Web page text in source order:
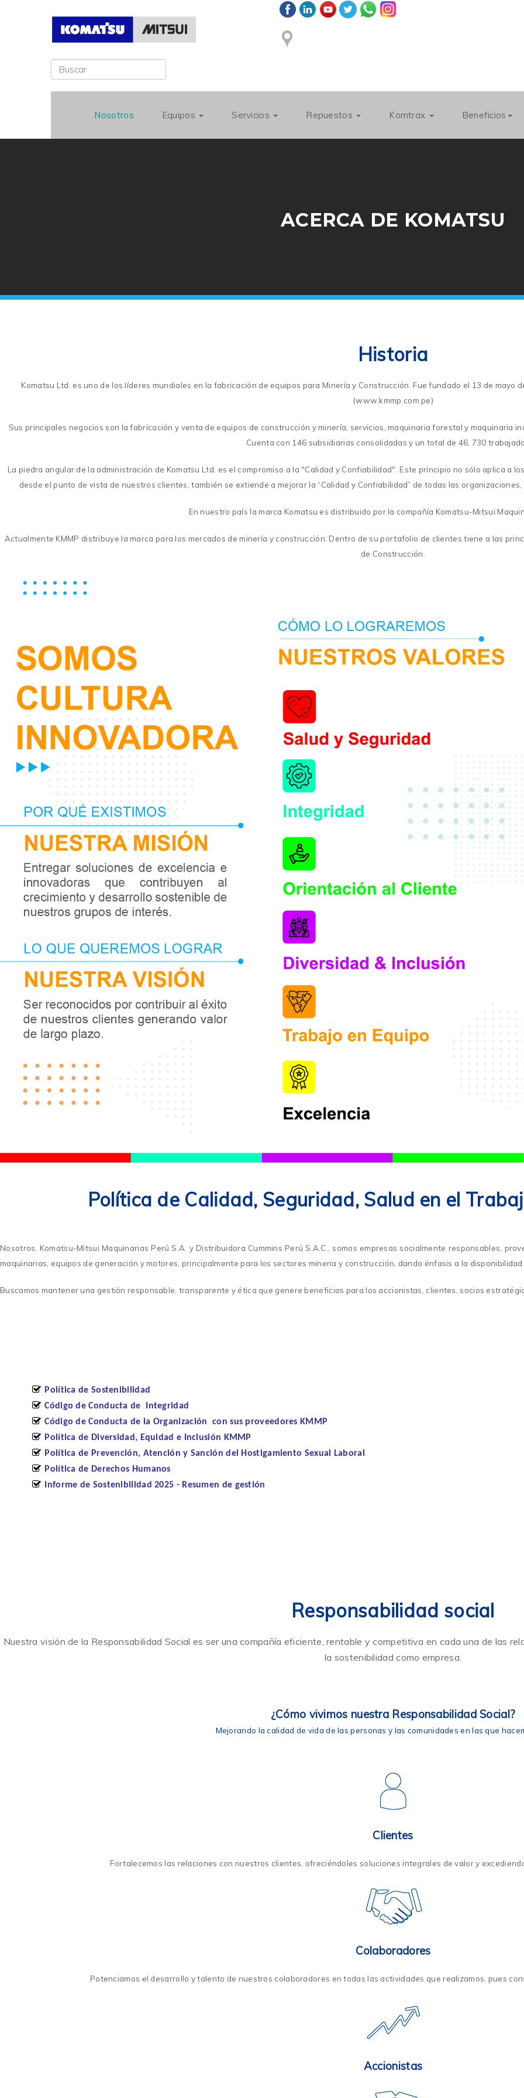
Nosotros Equipos Servicios Repuestos Komtrax Beneficios
ACERCA DE KOMATSU
Historia
Komatsu Ltd. es uno de los líderes mundiales en la fabricación de equipos para Minería y Construcción. Fue fundado el 13 de mayo
(www.kmmp.com.pe)
Sus principales negocios son la fabricación y venta de equipos de construcción y minería, servicios, maquinaria forestal y maquinaria
Cuenta con 146 subsidiarias consolidadas y un total de 46, 730
La piedra angular de la administración de Komatsu Ltd. es el compromiso a la "Calidad y Confiabilidad". Este principio no sólo aplica a
desde el punto de vista de nuestros clientes, también se extiende a mejorar la “Calidad y Confiabilidad” de todas las
En nuestro país la marca Komatsu es distribuido por la compañía Komatsu-Mitsui
Actualmente KMMP distribuye la marca para los mercados de minería y construcción. Dentro de su portafolio de clientes tiene a las
de Construcción.
Política de Calidad, Seguridad, Salud en el
Nosotros, Komatsu-Mitsui Maquinarias Perú S.A. y Distribuidora Cummins Perú S.A.C., somos empresas socialmente responsables,
maquinarias, equipos de generación y motores, principalmente para los sectores mineria y construcción, dando énfasis a la disponibilidad
Buscamos mantener una gestión responsable, transparente y ética que genere beneficios para los accionistas, clientes, socios
Política de Sostenibilidad
Código de Conducta de Integridad
Código de Conducta de la Organización con sus proveedores KMMP
Política de Diversidad, Equidad e Inclusión KMMP
Política de Prevención, Atención y Sanción del Hostigamiento Sexual Laboral
Política de Derechos Humanos
Informe de Sostenibilidad 2025 - Resumen de gestión
Responsabilidad social
Nuestra visión de la Responsabilidad Social es ser una compañía eficiente, rentable y competitiva en cada una de las
la sostenibilidad como empresa.
¿Cómo vivimos nuestra Responsabilidad Social?
Mejorando la calidad de vida de las personas y las comunidades en las que
Clientes
Fortalecemos las relaciones con nuestros clientes, ofreciéndoles soluciones integrales de valor y
Colaboradores
Potenciamos el desarrollo y talento de nuestros colaboradores en todas las actividades que realizamos, pues
Accionistas